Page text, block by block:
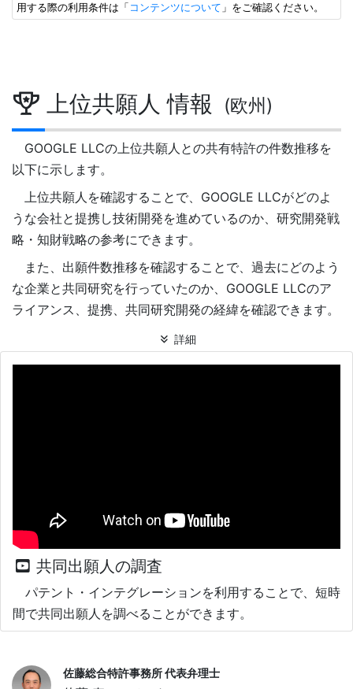
用する際の利用条件は「 コンテンツについて 」をご確認ください。
上位共願人 情報 (欧州)
GOOGLE LLCの上位共願人との共有特許の件数推移を
以下に示します。
上位共願人を確認することで、GOOGLE LLCがどのよ
うな会社と提携し技術開発を進めているのか、研究開発戦
略・知財戦略の参考にできます。
また、出願件数推移を確認することで、過去にどのよう
な企業と共同研究を行っていたのか、GOOGLE LLCのア
ライアンス、提携、共同研究開発の経緯を確認できます。
詳細
共同出願人の調査
パテント・インテグレーションを利用することで、短時
間で共同出願人を調べることができます。
佐藤総合特許事務所 代表弁理士